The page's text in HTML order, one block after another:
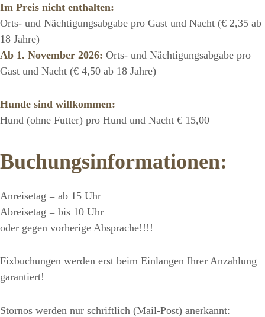
Im Preis nicht enthalten:
Orts- und Nächtigungsabgabe pro Gast und Nacht (€ 2,35 ab
18 Jahre)
Ab 1. November 2026: Orts- und Nächtigungsabgabe pro
Gast und Nacht (€ 4,50 ab 18 Jahre)
Hunde sind willkommen:
Hund (ohne Futter) pro Hund und Nacht € 15,00
Buchungsinformationen:
Anreisetag = ab 15 Uhr
Abreisetag = bis 10 Uhr
oder gegen vorherige Absprache!!!!
Fixbuchungen werden erst beim Einlangen Ihrer Anzahlung
garantiert!
Stornos werden nur schriftlich (Mail-Post) anerkannt: